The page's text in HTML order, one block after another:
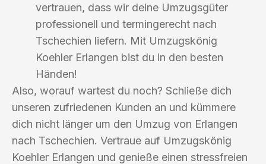
vertrauen, dass wir deine Umzugsgüter
professionell und termingerecht nach
Tschechien liefern. Mit Umzugskönig
Koehler Erlangen bist du in den besten
Händen!
Also, worauf wartest du noch? Schließe dich
unseren zufriedenen Kunden an und kümmere
dich nicht länger um den Umzug von Erlangen
nach Tschechien. Vertraue auf Umzugskönig
Koehler Erlangen und genieße einen stressfreien